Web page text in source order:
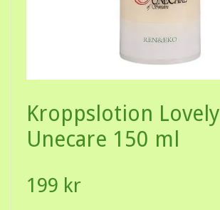
Kroppslotion Lovely
Unecare 150 ml
199 kr